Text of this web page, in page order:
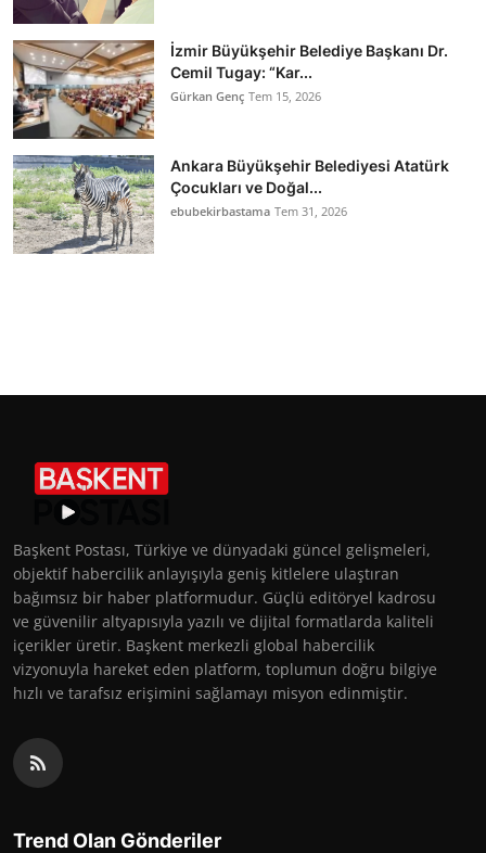
İzmir Büyükşehir Belediye Başkanı Dr.
Cemil Tugay: “Kar...
Gürkan Genç Tem 15, 2026
Ankara Büyükşehir Belediyesi Atatürk
Çocukları ve Doğal...
ebubekirbastama Tem 31, 2026
Başkent Postası, Türkiye ve dünyadaki güncel gelişmeleri,
objektif habercilik anlayışıyla geniş kitlelere ulaştıran
bağımsız bir haber platformudur. Güçlü editöryel kadrosu
ve güvenilir altyapısıyla yazılı ve dijital formatlarda kaliteli
içerikler üretir. Başkent merkezli global habercilik
vizyonuyla hareket eden platform, toplumun doğru bilgiye
hızlı ve tarafsız erişimini sağlamayı misyon edinmiştir.
Trend Olan Gönderiler